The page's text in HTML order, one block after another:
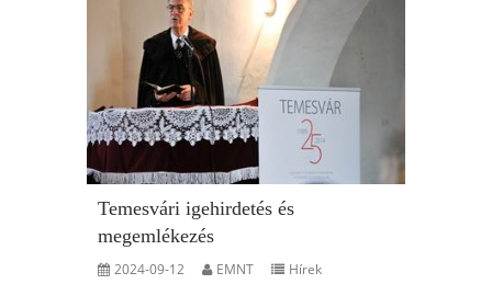
Temesvári igehirdetés és
megemlékezés
2024-09-12 EMNT Hírek